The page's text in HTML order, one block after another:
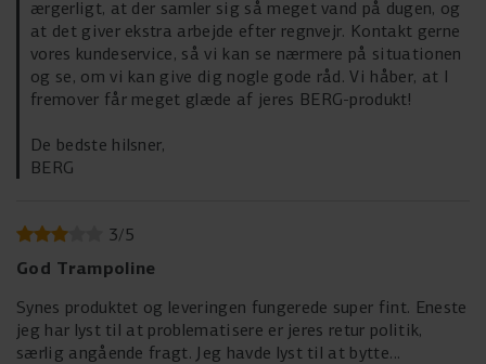
ærgerligt, at der samler sig så meget vand på dugen, og
at det giver ekstra arbejde efter regnvejr. Kontakt gerne
vores kundeservice, så vi kan se nærmere på situationen
og se, om vi kan give dig nogle gode råd. Vi håber, at I
fremover får meget glæde af jeres BERG-produkt!
De bedste hilsner,
BERG
3/5
God Trampoline
Synes produktet og leveringen fungerede super fint. Eneste
jeg har lyst til at problematisere er jeres retur politik,
særlig angående fragt. Jeg havde lyst til at bytte